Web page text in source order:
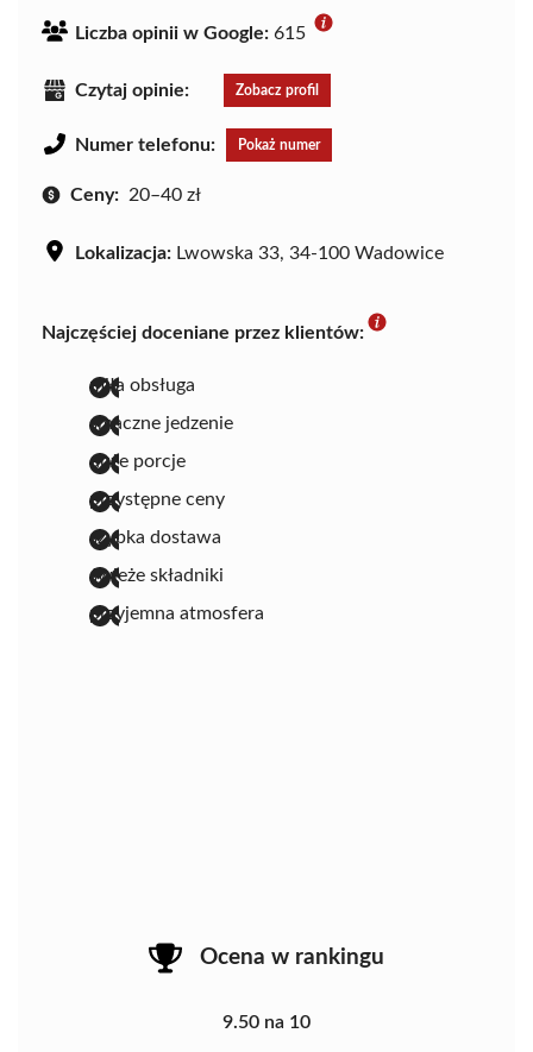
Liczba opinii w Google: 615
Czytaj opinie: Zobacz profil
Numer telefonu: Pokaż numer
Ceny: 20–40 zł
Lokalizacja: Lwowska 33, 34-100 Wadowice
Najczęściej doceniane przez klientów:
miła obsługa
smaczne jedzenie
duże porcje
przystępne ceny
szybka dostawa
świeże składniki
przyjemna atmosfera
Ocena w rankingu
9.50 na 10